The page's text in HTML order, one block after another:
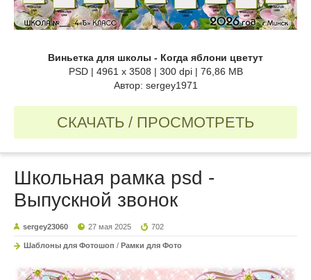
Виньетка для школы - Когда яблони цветут
PSD | 4961 x 3508 | 300 dpi | 76,86 MB
Автор: sergey1971
СКАЧАТЬ / ПРОСМОТРЕТЬ
Школьная рамка psd -
Выпускной звонок
sergey23060 27 мая 2025 702
Шаблоны для Фотошоп / Рамки для Фото